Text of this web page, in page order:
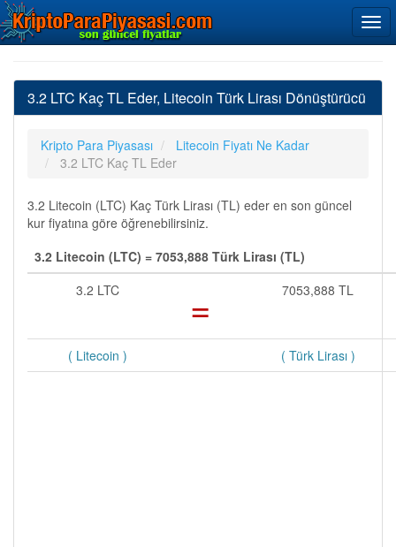
3.2 LTC Kaç TL Eder, Litecoin Türk Lirası Dönüştürücü
Kripto Para Piyasası
Litecoin Fiyatı Ne Kadar
3.2 LTC Kaç TL Eder
3.2 Litecoin (LTC) Kaç Türk Lirası (TL) eder en son güncel
kur fiyatına göre öğrenebilirsiniz.
3.2 Litecoin (LTC) = 7053,888 Türk Lirası (TL)
3.2 LTC
= 7053,888 TL
( Litecoin ) ( Türk Lirası )